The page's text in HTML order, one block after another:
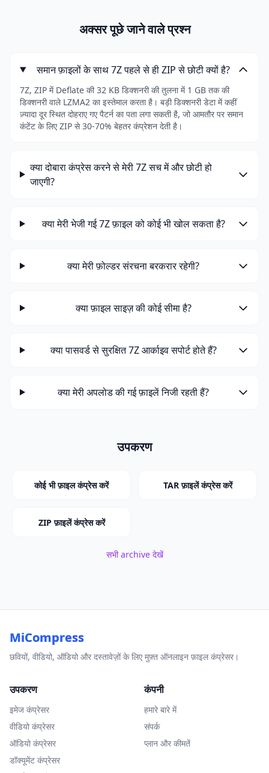
अक्सर पूछे जाने वाले प्रश्न
समान फ़ाइलों के साथ 7Z पहले से ही ZIP से छोटी क्यों है?
7Z, ZIP में Deflate की 32 KB डिक्शनरी की तुलना में 1 GB तक की
डिक्शनरी वाले LZMA2 का इस्तेमाल करता है। बड़ी डिक्शनरी डेटा में कहीं
ज़्यादा दूर स्थित दोहराए गए पैटर्न का पता लगा सकती है, जो आमतौर पर समान
कंटेंट के लिए ZIP से 30-70% बेहतर कंप्रेशन देती है।
क्या दोबारा कंप्रेस करने से मेरी 7Z सच में और छोटी हो
जाएगी?
क्या मेरी भेजी गई 7Z फ़ाइल को कोई भी खोल सकता है?
क्या मेरी फ़ोल्डर संरचना बरकरार रहेगी?
क्या फ़ाइल साइज़ की कोई सीमा है?
क्या पासवर्ड से सुरक्षित 7Z आर्काइव सपोर्ट होते हैं?
क्या मेरी अपलोड की गई फ़ाइलें निजी रहती हैं?
उपकरण
कोई भी फ़ाइल कंप्रेस करें TAR फ़ाइलें कंप्रेस करें
ZIP फ़ाइलें कंप्रेस करें
सभी archive देखें
MiCompress
छवियों, वीडियो, ऑडियो और दस्तावेज़ों के लिए मुफ़्त ऑनलाइन फ़ाइल कंप्रेसर।
उपकरण
इमेज कंप्रेसर
वीडियो कंप्रेसर
ऑडियो कंप्रेसर
डॉक्यूमेंट कंप्रेसर
कंपनी
हमारे बारे में
संपर्क
प्लान और कीमतें